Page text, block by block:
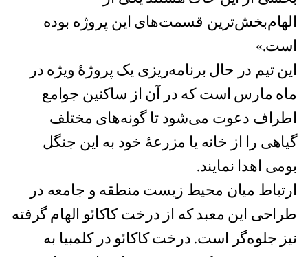
الهام‌بخش‌ترین قسمت‌های این پروژه بوده
است.»
این تیم در حال برنامه‌ریزی یک پروژۀ ویژه در
ماه مارس است که در آن از ساکنین جوامع
اطراف دعوت می‌شود تا گونه‌های مختلف
گیاهی را از خانه یا مزرعۀ خود به این جنگل
بومی اهدا نمایند.
ارتباط میان محیط زیست منطقه و جامعه در
طراحی این معبد که از درخت کاکائو الهام گرفته
نیز جلوه‌گر است. درخت کاکائو در کلمبیا به